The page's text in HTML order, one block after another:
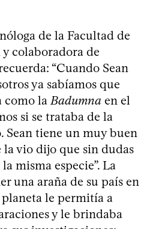
de la Facultad de
colaboradora de
“Cuando Sean
ya sabíamos que
como la Badumna en el
si se trataba de la
Sean tiene un muy buen
la vio dijo que sin dudas
misma especie”. La
una araña de su país en
le permitía a
y le brindaba